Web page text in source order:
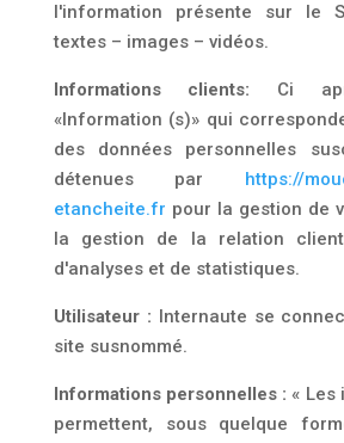
l'information présente sur le
textes – images – vidéos.
Informations clients: Ci
«Information (s)» qui
des données personnelles
détenues par https://
etancheite.fr pour la gestion de
la gestion de la relation
d'analyses et de statistiques.
Utilisateur : Internaute se
site susnommé.
Informations personnelles : « Les
permettent, sous quelque